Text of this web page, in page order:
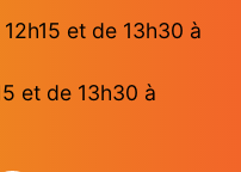
et de 13h30 à
et de 13h30 à